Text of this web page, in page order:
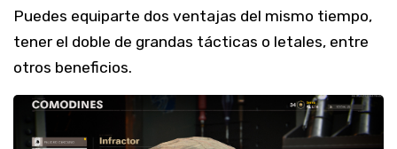
Puedes equiparte dos ventajas del mismo tiempo,
tener el doble de grandas tácticas o letales, entre
otros beneficios.